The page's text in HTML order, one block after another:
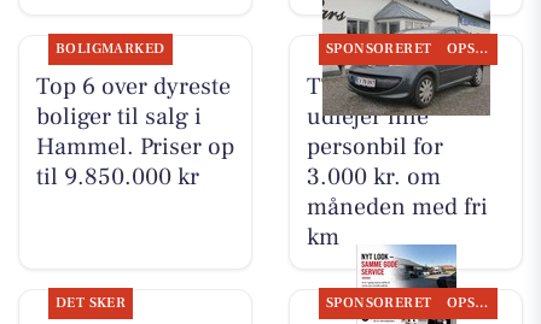
BOLIGMARKED
Top 6 over dyreste
boliger til salg i
Hammel. Priser op
til 9.850.000 kr
SPONSORERET OPSLAGSTAVLEN
TT CARS ApS
udlejer lille
personbil for
3.000 kr. om
måneden med fri
km
DET SKER SPONSORERET OPSLAGSTAVLEN